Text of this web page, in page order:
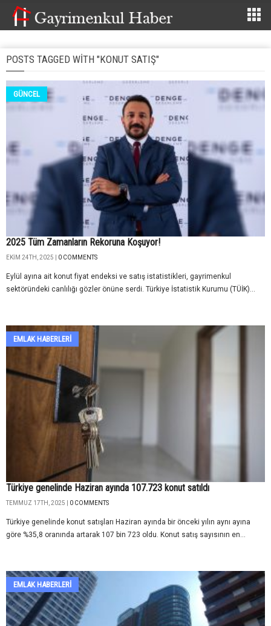
POSTS TAGGED WITH "KONUT SATIŞ"
GÜNCEL
2025 Tüm Zamanların Rekoruna Koşuyor!
EKIM 24TH, 2025 | 0 COMMENTS
Eylül ayına ait konut fiyat endeksi ve satış istatistikleri, gayrimenkul
sektöründeki canlılığı gözler önüne serdi. Türkiye İstatistik Kurumu (TÜİK)...
EMLAK HABERLERI
Türkiye genelinde Haziran ayında 107.723 konut satıldı
TEMMUZ 17TH, 2025 | 0 COMMENTS
Türkiye genelinde konut satışları Haziran ayında bir önceki yılın aynı ayına
göre %35,8 oranında artarak 107 bin 723 oldu. Konut satış sayısının en...
EMLAK HABERLERI